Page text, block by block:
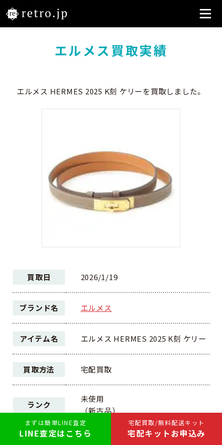
宅配買取/無料配送キット
宅配キットお申込み
まずは簡単LINE査定
LINE査定はこちら
エルメス買取実績
エルメス HERMES 2025 K刻 ケリーを買取しました。
買取日 2026/1/19
ブランド名 エルメス
アイテム名 エルメス HERMES 2025 K刻 ケリー
買取方法 宅配買取
ランク
未使用
（新古品）